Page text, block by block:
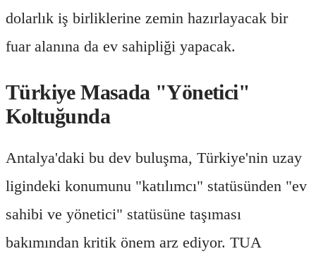
dolarlık iş birliklerine zemin hazırlayacak bir
fuar alanına da ev sahipliği yapacak.
Türkiye Masada "Yönetici"
Koltuğunda
Antalya'daki bu dev buluşma, Türkiye'nin uzay
ligindeki konumunu "katılımcı" statüsünden "ev
sahibi ve yönetici" statüsüne taşıması
bakımından kritik önem arz ediyor. TUA